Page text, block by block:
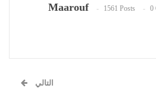
Maarouf 1561 Posts 0
التالي